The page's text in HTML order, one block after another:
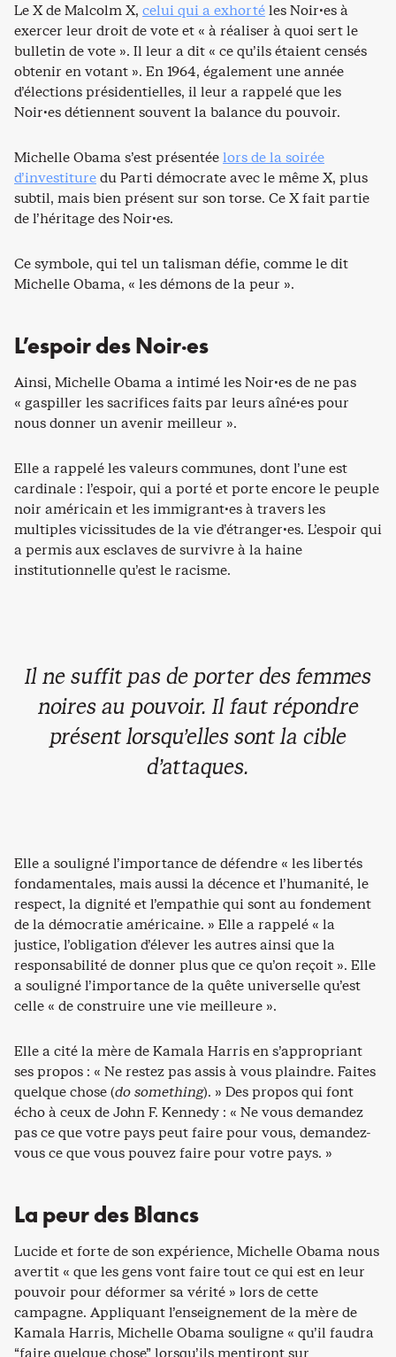
Le X de Malcolm X, celui qui a exhortéles Noir·es à
exercer leur droit de vote et « à réaliser à quoi sert le
bulletin de vote ». Il leur a dit « ce qu’ils étaient censés
obtenir en votant ». En 1964, également une année
d’élections présidentielles, il leur a rappelé que les
Noir·es détiennent souvent la balance du pouvoir.
Michelle Obama s’est présentéelors de la soirée
d’investituredu Parti démocrate avec le même X, plus
subtil, mais bien présent sur son torse. Ce X fait partie
de l’héritage des Noir·es.
Ce symbole, qui tel un talisman défie, comme le dit
Michelle Obama, « les démons de la peur ».
L’espoir des Noir·es
Ainsi, Michelle Obama a intimé les Noir·es de ne pas
« gaspiller les sacrifices faits par leurs aîné·es pour
nous donner un avenir meilleur ».
Elle a rappelé les valeurs communes, dont l’une est
cardinale : l’espoir, qui a porté et porte encore le peuple
noir américain et les immigrant·es à travers les
multiples vicissitudes de la vie d’étranger·es. L’espoir qui
a permis aux esclaves de survivre à la haine
institutionnelle qu’est le racisme.
Il ne suffit pas de porter des femmes
noires au pouvoir. Il faut répondre
présent lorsqu’elles sont la cible
d’attaques.
Elle a souligné l’importance de défendre « les libertés
fondamentales, mais aussi la décence et l’humanité, le
respect, la dignité et l’empathie qui sont au fondement
de la démocratie américaine. » Elle a rappelé « la
justice, l’obligation d’élever les autres ainsi que la
responsabilité de donner plus que ce qu’on reçoit ». Elle
a souligné l’importance de la quête universelle qu’est
celle « de construire une vie meilleure ».
Elle a cité la mère de Kamala Harris en s’appropriant
ses propos : « Ne restez pas assis à vous plaindre. Faites
quelque chose (do something). » Des propos qui font
écho à ceux de John F. Kennedy : « Ne vous demandez
pas ce que votre pays peut faire pour vous, demandez-
vous ce que vous pouvez faire pour votre pays. »
La peur des Blancs
Lucide et forte de son expérience, Michelle Obama nous
avertit « que les gens vont faire tout ce qui est en leur
pouvoir pour déformer sa vérité » lors de cette
campagne. Appliquant l’enseignement de la mère de
Kamala Harris, Michelle Obama souligne « qu’il faudra
“faire quelque chose” lorsqu’ils mentiront sur